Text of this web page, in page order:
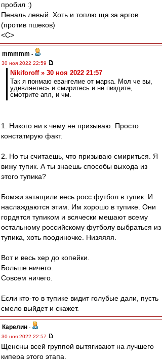
пробил :)
Пеналь левый. Хоть и топлю ща за аргов
(против пшеков)
<C>
mmmmm -
30 ноя 2022 22:59
Nikiforoff » 30 ноя 2022 21:57
Так я понмаю евангелие от марка. Мол че вы,
удивляетесь и смиритесь и не пиздите,
смотрите апл, и чм.
1. Никого ни к чему не призываю. Просто
констатирую факт.
2. Но ты считаешь, что призываю смириться. Я
вижу тупик. А ты знаешь способы выхода из
этого тупика?
Бомжи затащили весь росс.футбол в тупик. И
наслаждаются этим. Им хорошо в тупике. Они
гордятся тупиком и всячески мешают всему
остальному российскому футболу выбраться из
тупика, хоть поодиночке. Низяяяя.
Вот и весь хер до копейки.
Больше ничего.
Совсем ничего.
Если кто-то в тупике видит голубые дали, пусть
смело выйдет и скажет.
Карелин -
30 ноя 2022 22:57
Щенсны всей группой вытягивают на лучшего
кипера этого этапа.